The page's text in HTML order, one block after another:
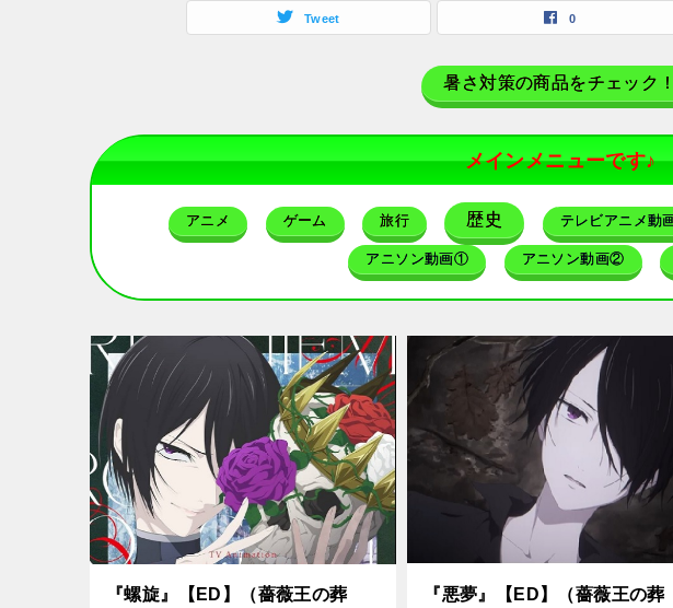
Tweet 0
暑さ対策の商品をチェック！
メインメニューです♪
アニメ ゲーム 旅行 歴史 テレビアニメ動
アニソン動画① アニソン動画②
『螺旋』【ED】（薔薇王の葬
『悪夢』【ED】（薔薇王の葬